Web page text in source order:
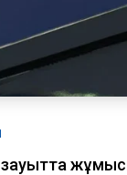
зауытта